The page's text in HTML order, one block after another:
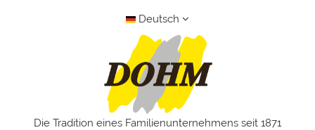
Deutsch
Die Tradition eines Familienunternehmens seit 1871